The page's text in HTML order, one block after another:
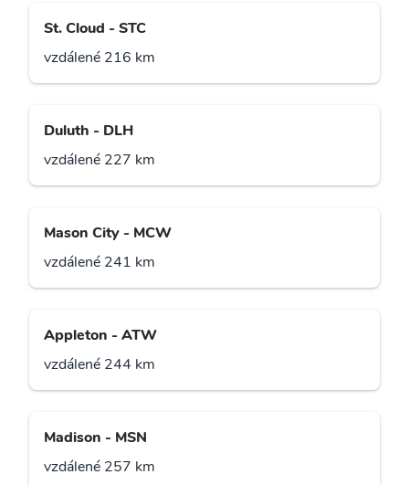
St. Cloud - STC
vzdálené 216 km
Duluth - DLH
vzdálené 227 km
Mason City - MCW
vzdálené 241 km
Appleton - ATW
vzdálené 244 km
Madison - MSN
vzdálené 257 km